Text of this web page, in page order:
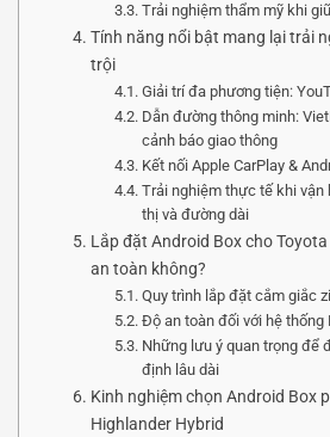
Trải nghiệm thẩm mỹ khi
Tính năng nổi bật mang lại trải
trội
Giải trí đa phương tiện:
Dẫn đường thông minh:
cảnh báo giao thông
Kết nối Apple CarPlay &
Trải nghiệm thực tế khi vận
thị và đường dài
Lắp đặt Android Box cho
an toàn không?
Quy trình lắp đặt cắm giắc
Độ an toàn đối với hệ thống
Những lưu ý quan trọng để
định lâu dài
Kinh nghiệm chọn Android Box
Highlander Hybrid